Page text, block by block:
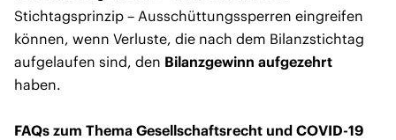
Stichtagsprinzip – Ausschüttungssperren eingreifen
können, wenn Verluste, die nach dem Bilanzstichtag
aufgelaufen sind, den Bilanzgewinn aufgezehrt
haben.
FAQs zum Thema Gesellschaftsrecht und COVID-19